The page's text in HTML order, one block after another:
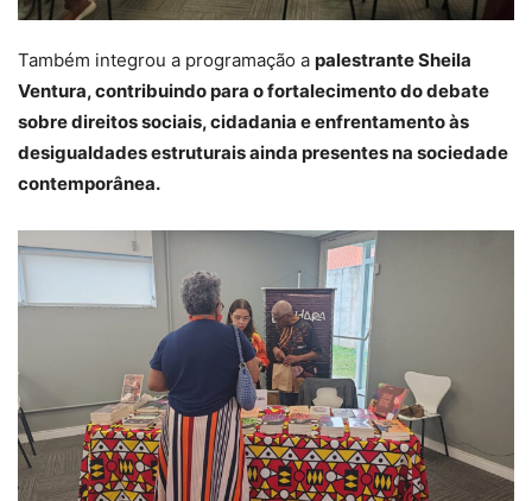
Também integrou a programação a palestrante Sheila
Ventura, contribuindo para o fortalecimento do debate
sobre direitos sociais, cidadania e enfrentamento às
desigualdades estruturais ainda presentes na sociedade
contemporânea.